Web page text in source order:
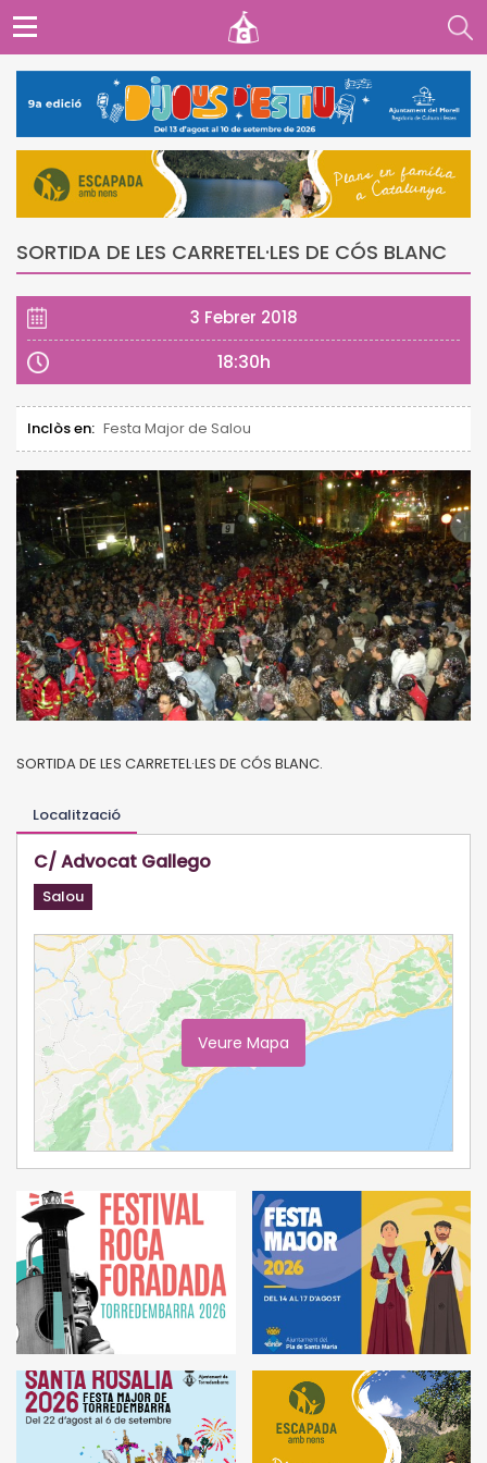
SORTIDA DE LES CARRETEL·LES DE CÓS BLANC
3 Febrer 2018
18:30h
Inclòs en: Festa Major de Salou
SORTIDA DE LES CARRETEL·LES DE CÓS BLANC.
Localització
C/ Advocat Gallego
Salou
Veure Mapa